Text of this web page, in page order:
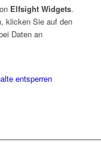
Elfsight Widgets.
klicken Sie auf den
Daten an
entsperren